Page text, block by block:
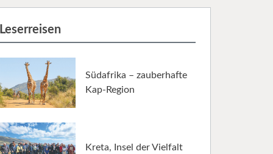
Leserreisen
Südafrika – zauberhafte
Kap-Region
Kreta, Insel der Vielfalt